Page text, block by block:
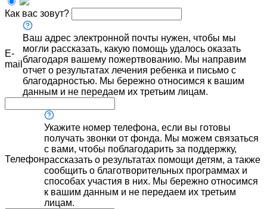
Как вас зовут?
E-
mail
Ваш адрес электронной почты нужен, чтобы мы
могли рассказать, какую помощь удалось оказать
благодаря вашему пожертвованию. Мы направим
отчет о результатах лечения ребенка и письмо с
благодарностью. Мы бережно относимся к вашим
данным и не передаем их третьим лицам.
Телефон
Укажите номер телефона, если вы готовы
получать звонки от фонда. Мы можем связаться
с вами, чтобы поблагодарить за поддержку,
рассказать о результатах помощи детям, а также
сообщить о благотворительных программах и
способах участия в них. Мы бережно относимся
к вашим данным и не передаем их третьим
лицам.